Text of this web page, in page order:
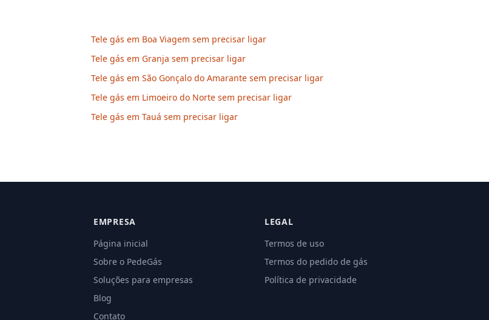
Tele gás em Boa Viagem sem precisar ligar
Tele gás em Granja sem precisar ligar
Tele gás em São Gonçalo do Amarante sem precisar ligar
Tele gás em Limoeiro do Norte sem precisar ligar
Tele gás em Tauá sem precisar ligar
EMPRESA
Página inicial
Sobre o PedeGás
Soluções para empresas
Blog
Contato
LEGAL
Termos de uso
Termos do pedido de gás
Política de privacidade